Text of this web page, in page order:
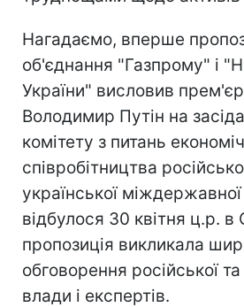
Нагадаємо, вперше
об'єднання "Газпрому" і
України" висловив
Володимир Путін на
комітету з питань
співробітництва
української міждержавної
відбулося 30 квітня ц.р. в
пропозиція викликала
обговорення російської та
влади і експертів.